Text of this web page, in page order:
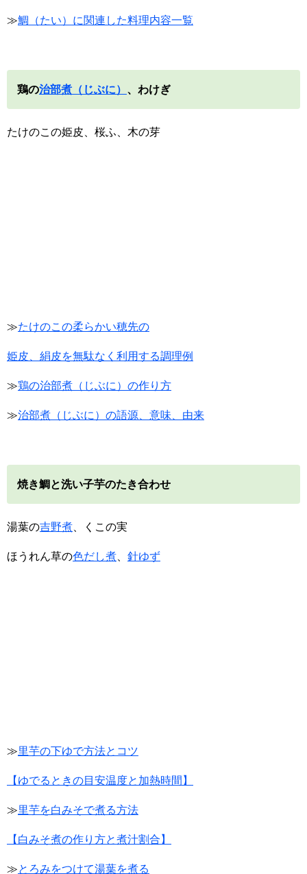
≫鯛（たい）に関連した料理内容一覧
鶏の治部煮（じぶに） 、わけぎ
たけのこの姫皮、桜ふ、木の芽
≫たけのこの柔らかい穂先の
姫皮、絹皮を無駄なく利用する調理例
≫鶏の治部煮（じぶに）の作り方
≫治部煮（じぶに）の語源、意味、由来
焼き鯛と洗い子芋のたき合わせ
湯葉の吉野煮 、くこの実
ほうれん草の色だし煮 針ゆず
≫里芋の下ゆで方法とコツ
【ゆでるときの目安温度と加熱時間】
≫里芋を白みそで煮る方法
【白みそ煮の作り方と煮汁割合】
≫とろみをつけて湯葉を煮る